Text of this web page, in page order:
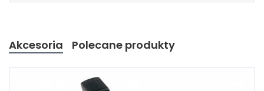
Akcesoria Polecane produkty